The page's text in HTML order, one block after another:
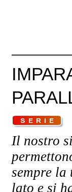
Il nostro
sempre
lato e si